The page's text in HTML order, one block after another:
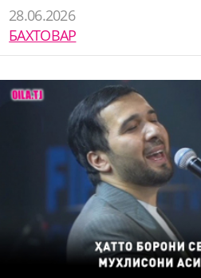
28.06.2026
БАХТОВАР